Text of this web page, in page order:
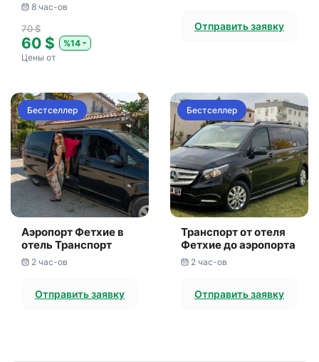
8 час-ов
70 $
60 $
%14
Цены от
Отправить заявку
Бестселлер
Аэропорт Фетхие в
отель Транспорт
2 час-ов
Отправить заявку
Бестселлер
Транспорт от отеля
Фетхие до аэропорта
2 час-ов
Отправить заявку